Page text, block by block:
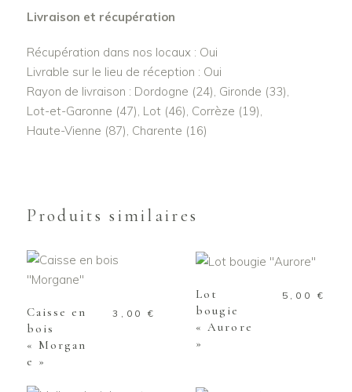
Livraison et récupération
Récupération dans nos locaux : Oui
Livrable sur le lieu de réception : Oui
Rayon de livraison : Dordogne (24), Gironde (33),
Lot-et-Garonne (47), Lot (46), Corrèze (19),
Haute-Vienne (87), Charente (16)
Produits similaires
AJOUTER AU
PANIER
Caisse en
bois
« Morgan
e »
3,00€
PANIER
Lot
bougie
« Aurore
»
5,00 €